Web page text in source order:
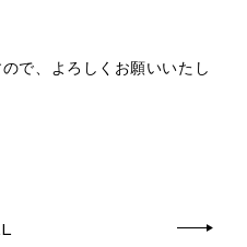
で、よろしくお願いいたし